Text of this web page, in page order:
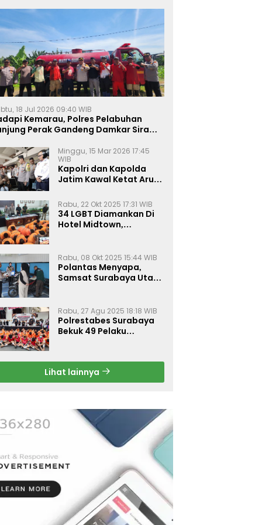
18 Jul 2026 09:40 WIB
Kemarau, Polres Pelabuhan
Perak Gandeng Damkar Siram
Minggu, 15 Mar 2026 17:45
WIB
Kapolri dan Kapolda
Jatim Kawal Ketat Arus
Rabu, 22 Okt 2025 17:31 WIB
34 LGBT Diamankan Di
Hotel Midtown,
Rabu, 08 Okt 2025 15:44 WIB
Polantas Menyapa,
Samsat Surabaya Utara
Rabu, 27 Agu 2025 18:18 WIB
Polrestabes Surabaya
Bekuk 49 Pelaku
Gratis
Lihat lainnya